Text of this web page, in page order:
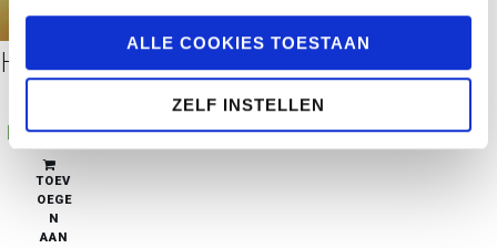
ALLE COOKIES TOESTAAN
ZELF INSTELLEN
Het Watertijdperk 1 – Het sterrenbeeld van de Grote Hond
pre-order
TOEV
OEGE
N
AAN